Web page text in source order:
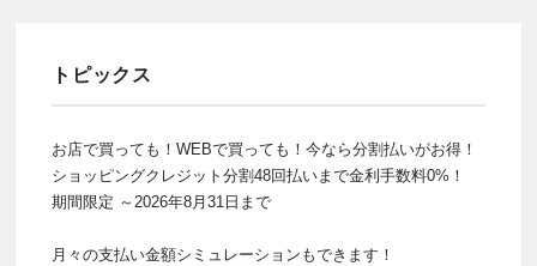
トピックス
お店で買っても！WEBで買っても！今なら分割払いがお得！
ショッピングクレジット分割48回払いまで金利手数料0%！
期間限定 ～2026年8月31日まで
月々の支払い金額シミュレーションもできます！